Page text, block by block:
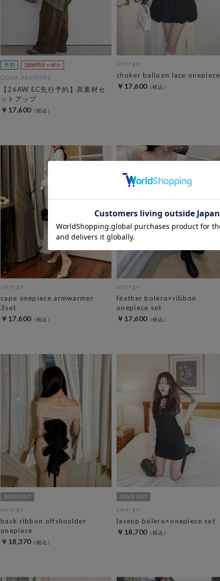
DOUX ARCHIVES
【26AW EC先行予約】異素材セ
ットアップ
￥17,600
amerge.
choker balloon lace onepiece
￥17,600
amerge.
cape onepiece armwarmer
3set
￥17,600
amerge.
feather bolero×ribbon
onepiece set
￥17,600
amerge.
back ribbon offshoulder
onepiece
￥18,370
amerge.
laceup bolero×onepiece set
￥18,700